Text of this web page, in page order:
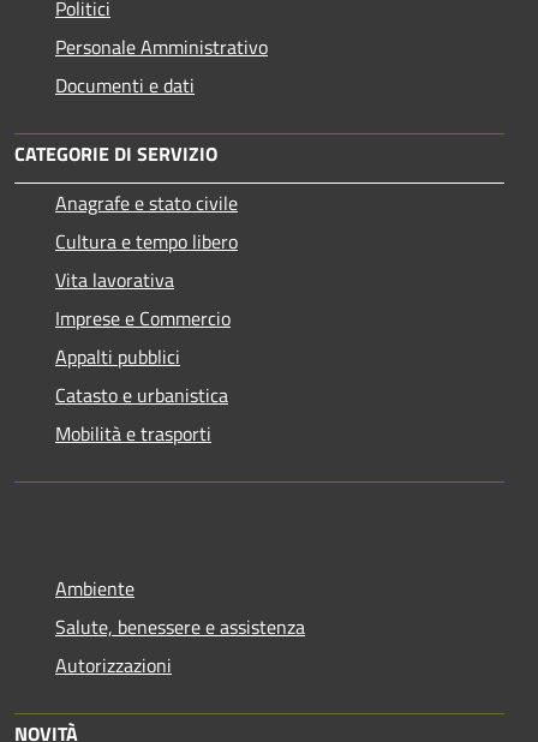
Politici
Personale Amministrativo
Documenti e dati
CATEGORIE DI SERVIZIO
Anagrafe e stato civile
Cultura e tempo libero
Vita lavorativa
Imprese e Commercio
Appalti pubblici
Catasto e urbanistica
Mobilità e trasporti
Ambiente
Salute, benessere e assistenza
Autorizzazioni
NOVITÀ